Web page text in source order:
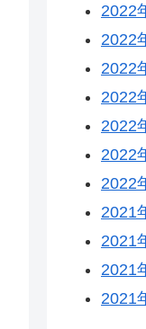
2022
2022
2022
2022
2022
2022
2022
2021
2021
2021
2021